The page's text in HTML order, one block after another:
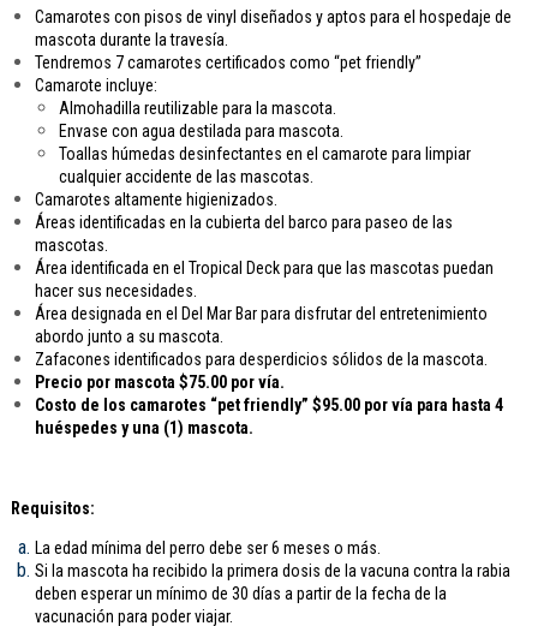
Camarotes con pisos de vinyl diseñados y aptos para el hospedaje de
mascota durante la travesía.
Tendremos 7 camarotes certificados como “pet friendly”
Camarote incluye:
Almohadilla reutilizable para la mascota.
Envase con agua destilada para mascota.
Toallas húmedas desinfectantes en el camarote para limpiar
cualquier accidente de las mascotas.
Camarotes altamente higienizados.
Áreas identificadas en la cubierta del barco para paseo de las
mascotas.
Área identificada en el Tropical Deck para que las mascotas puedan
hacer sus necesidades.
Área designada en el Del Mar Bar para disfrutar del entretenimiento
abordo junto a su mascota.
Zafacones identificados para desperdicios sólidos de la mascota.
Precio por mascota $75.00 por vía.
Costo de los camarotes “pet friendly” $95.00 por vía para hasta 4
huéspedes y una (1) mascota.
Requisitos:
La edad mínima del perro debe ser 6 meses o más.
Si la mascota ha recibido la primera dosis de la vacuna contra la rabia
deben esperar un mínimo de 30 días a partir de la fecha de la
vacunación para poder viajar.